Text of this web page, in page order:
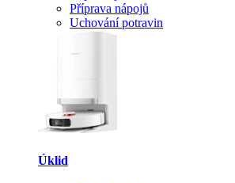
Příprava nápojů
Uchování potravin
Úklid